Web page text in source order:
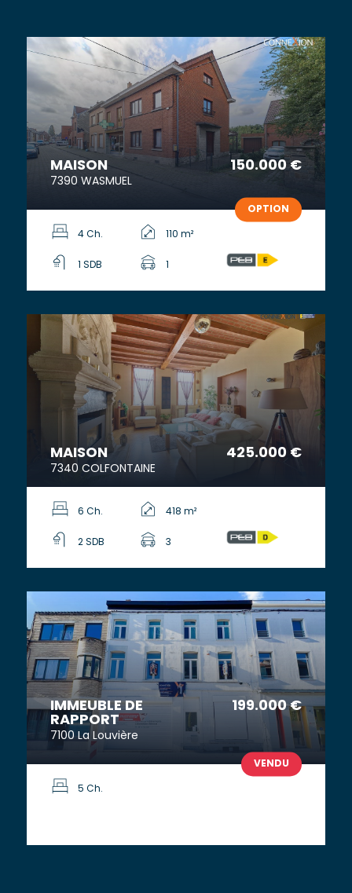
MAISON 150.000 €
7390 WASMUEL
OPTION
4 Ch. 110 m²
1 SDB
MAISON 425.000 €
7340 COLFONTAINE
6 Ch. 418 m²
2 SDB 3
IMMEUBLE DE
RAPPORT
199.000 €
7100 La Louvière
VENDU
5 Ch.